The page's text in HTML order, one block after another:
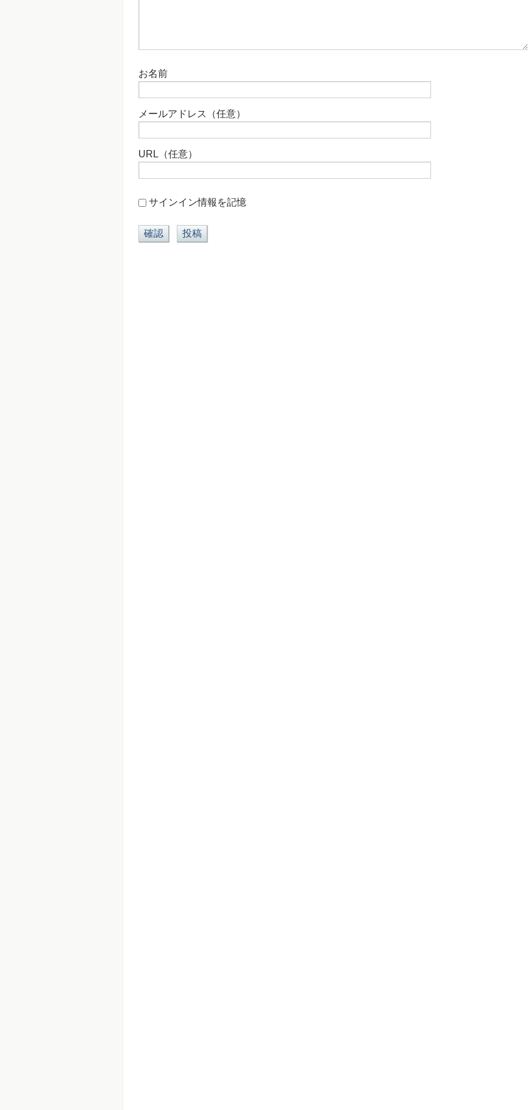
お名前
メールアドレス（任意）
URL（任意）
サインイン情報を記憶